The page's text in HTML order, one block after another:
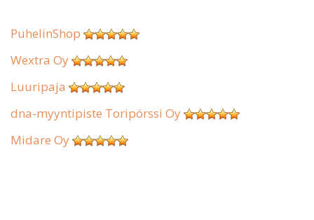
PuhelinShop
Wextra Oy
Luuripaja
dna-myyntipiste Toripörssi Oy
Midare Oy